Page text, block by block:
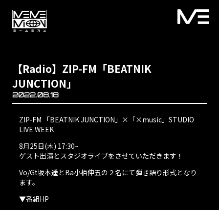
【Radio】ZIP-FM「BEATNIK
JUNCTION」
2022.08.18
ZIP-FM 「BEATNIK JUNCTION」×「×music」STUDIO
LIVE WEEK
8月25日(木) 17:30~
ゲスト出演とスタジオライブをさせていただきます！
Vo/Gt坂本遥とBa小栢伸五の２名にて弾き語り形式となり
ます。
▼番組HP